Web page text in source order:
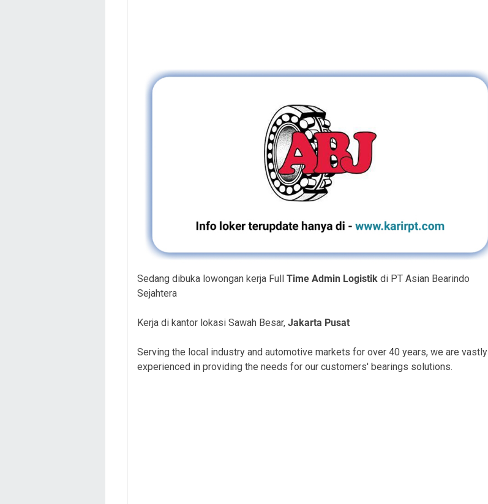
Sedang dibuka lowongan kerja Full Time Admin Logistik di PT Asian Bearindo
Sejahtera
Kerja di kantor lokasi Sawah Besar, Jakarta Pusat
Serving the local industry and automotive markets for over 40 years, we are vastly
experienced in providing the needs for our customers' bearings solutions.